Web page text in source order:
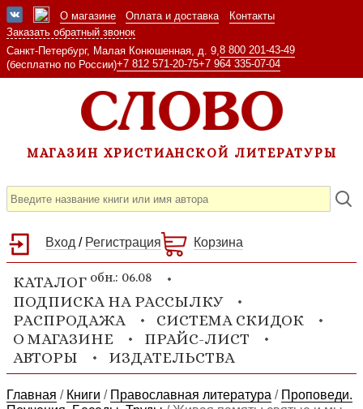
О магазине Оплата и доставка
Контакты
Заказать обратный звонок
Санкт-Петербург, Малая Конюшенная, д. 9, 8 800 201-43-49
(бесплатно по России)+7 812 571-20-75+7 964 335-07-04
МАГАЗИН ХРИСТИАНСКОЙ ЛИТЕРАТУРЫ
Вход / Регистрация Корзина
КАТАЛОГ обн.: 06.08
ПОДПИСКА НА РАССЫЛКУ
РАСПРОДАЖА
СИСТЕМА СКИДОК
О МАГАЗИНЕ
ПРАЙС-ЛИСТ
АВТОРЫ
ИЗДАТЕЛЬСТВА
Главная / Книги / Православная литература / Проповеди.